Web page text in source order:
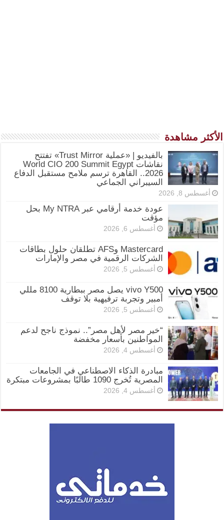
الأكثر مشاهدة
بالفيديو | «عملية Trust Mirror» تفتتح
نقاشات World CIO 200 Summit Egypt
2026.. القاهرة ترسم ملامح مستقبل الدفاع
السيبراني الجماعي
أغسطس 8, 2026
عودة خدمة أرقامي عبر My NTRA بحل
مؤقت
أغسطس 6, 2026
Mastercard وAFS تطلقان حلول بطاقات
الشركات الرقمية في مصر والإمارات
أغسطس 5, 2026
vivo Y500 يصل مصر ببطارية 8100 مللي
أمبير وتجربة ترفيهية بلا توقف
أغسطس 5, 2026
“خير مصر لأهل مصر”.. نموذج ناجح لدعم
المواطنين بأسعار مخفضة
أغسطس 4, 2026
مبادرة الذكاء الاصطناعي في الجامعات
المصرية تُخرج 1090 طالبًا بمشروعات مبتكرة
أغسطس 4, 2026